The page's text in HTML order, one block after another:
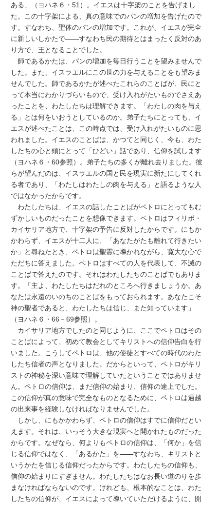
ある」（ヨハネ６・51）。イエスは十字架のことを告げまし
た。この十字架による、真の意味でのパンの増加を告げたので
す。すなわち、聖体のパンの増加です。これが、イエスが完全
に新しいしかたで――すなわち民の期待とはまったく反対のあ
り方で、王となることでした。
師であるかたは、パンの増加を毎日行うことを望みませんで
した。また、イスラエルにこの世の力を与えることをも望みま
せんでした。師であるかたが述べたこれらのことばが、民にと
って本当にわかりづらいもので、受け入れがたいものでさえあ
ったことを、わたしたちは理解できます。「わたしの肉を与え
る」とは何をいおうとしているのか。弟子たちにとっても、イ
エスが述べたことは、この時点では、受け入れがたいものに思
われました。イエスのことばは、かつてと同じく、今も、わた
したちの心と頭にとって「ひどい」話であり、信仰を試します
（ヨハネ６・60参照）。弟子たちの多くが離れ去りました。彼
らが望んだのは、イスラエルの国と民を現実に新たにしてくれ
る者であり、「わたしはわたしの肉を与える」と語るような人
ではなかったからです。
わたしたちは、イエスの話したことばがペトロにとってもむ
ずかしいものだったことを想像できます。ペトロはフィリポ・
カイサリア地方で、十字架の予告に反対したからです。にもか
かわらず、イエスが十二人に、「あなたがたも離れて行きたい
か」と尋ねたとき、ペトロは聖霊に導かれながら、寛大な心で
ただちに答えました。ペトロはすべての人を代表して、不滅の
ことばで答えたのです。それはわたしたちのことばでもありま
す。「主よ、わたしたちはだれのところへ行きましょうか。あ
なたは永遠のいのちのことばをもっておられます。あなたこそ
神の聖者であると、わたしたちは信じ、また知っています」
（ヨハネ６・66－69参照）。
カイサリア地方でしたのと同じように、ここでペトロはその
ことばによって、初めて教会としてキリストへの信仰告白を行
いました。こうしてペトロは、他の使徒とすべての時代のわた
したち信者の声となりました。だからといって、ペトロがキリ
ストの神秘を深い意味で理解していたということではありませ
ん。ペトロの信仰は、まだ信仰の始まり、信仰の途上でした。
この信仰が真の意味で完全なものとなるために、ペトロは過越
の出来事を経験しなければなりませんでした。
しかし、にもかかわらず、ペトロの信仰はすでに信仰だとい
えます。それは、いっそう大きな現実へと開かれたものだった
からです。なぜなら、何よりもペトロの信仰は、「何か」を信
じる信仰ではなく、「あるかた」を――すなわち、キリストと
いうかたを信じる信仰だったからです。わたしたちの信仰も、
信仰の始まりにすぎません。わたしたちはなお長い道のりを歩
まなければならないのです。けれども、根本的なことは、わた
したちの信仰が、イエスによって導いていただけるように、開